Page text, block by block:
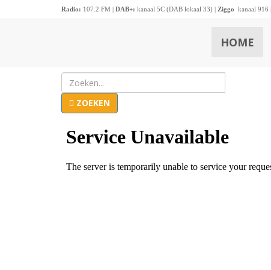
Radio: 107.2 FM | DAB+: kanaal 5C (DAB lokaal 33) | Ziggo kanaal 916 |
HOME
ZOEKEN